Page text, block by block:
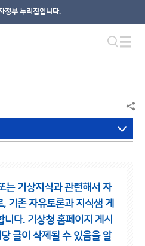
정부 누리집입니다.
는 기상지식과 관련해서 자
, 기존 자유토론과 지식샘 게
니다. 기상청 홈페이지 게시
글이 삭제될 수 있음을 알